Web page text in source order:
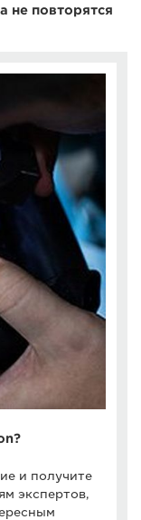
не повторятся
и получите
экспертов,